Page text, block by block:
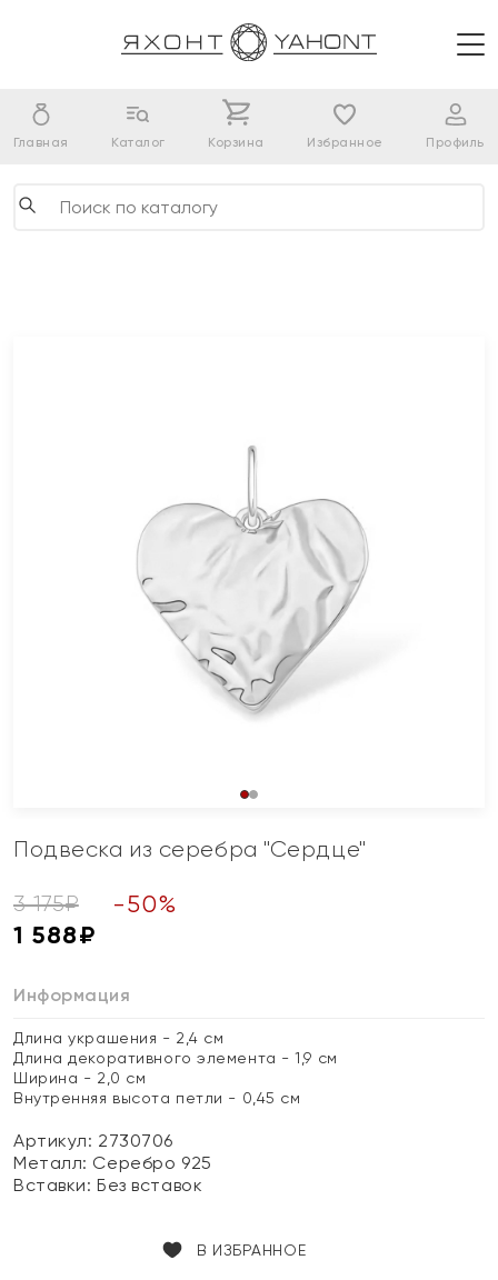
Главная Каталог Корзина Избранное Профиль
Подвеска из серебра "Сердце"
3 175₽ -50%
1 588₽
Информация
Длина украшения - 2,4 см
Длина декоративного элемента - 1,9 см
Ширина - 2,0 см
Внутренняя высота петли - 0,45 см
Артикул: 2730706
Металл: Серебро 925
Вставки:Без вставок
В ИЗБРАННОЕ